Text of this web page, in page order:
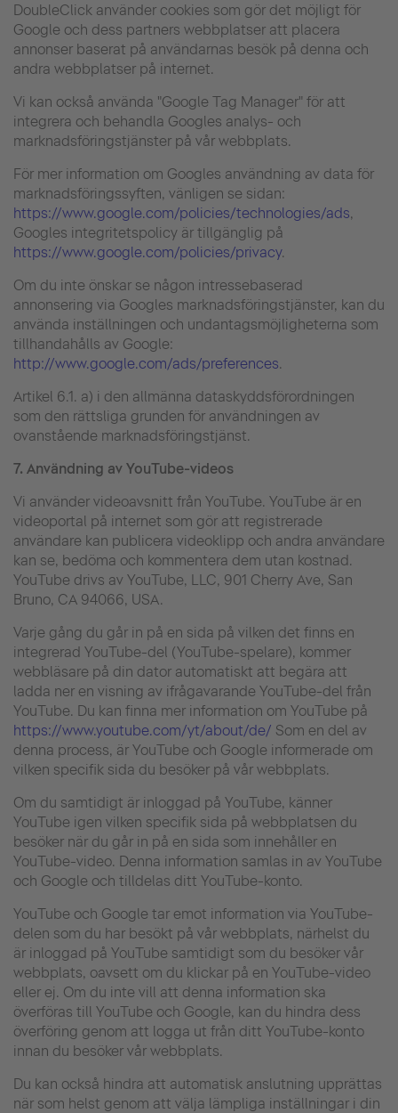
DoubleClick använder cookies som gör det möjligt för
Google och dess partners webbplatser att placera
annonser baserat på användarnas besök på denna och
andra webbplatser på internet.
Vi kan också använda "Google Tag Manager" för att
integrera och behandla Googles analys- och
marknadsföringstjänster på vår webbplats.
För mer information om Googles användning av data för
marknadsföringssyften, vänligen se sidan:
https://www.google.com/policies/technologies/ads,
Googles integritetspolicy är tillgänglig på
https://www.google.com/policies/privacy.
Om du inte önskar se någon intressebaserad
annonsering via Googles marknadsföringstjänster, kan du
använda inställningen och undantagsmöjligheterna som
tillhandahålls av Google:
http://www.google.com/ads/preferences.
Artikel 6.1. a) i den allmänna dataskyddsförordningen
som den rättsliga grunden för användningen av
ovanstående marknadsföringstjänst.
7. Användning av YouTube-videos
Vi använder videoavsnitt från YouTube. YouTube är en
videoportal på internet som gör att registrerade
användare kan publicera videoklipp och andra användare
kan se, bedöma och kommentera dem utan kostnad.
YouTube drivs av YouTube, LLC, 901 Cherry Ave, San
Bruno, CA 94066, USA.
Varje gång du går in på en sida på vilken det finns en
integrerad YouTube-del (YouTube-spelare), kommer
webbläsare på din dator automatiskt att begära att
ladda ner en visning av ifrågavarande YouTube-del från
YouTube. Du kan finna mer information om YouTube på
https://www.youtube.com/yt/about/de/ Som en del av
denna process, är YouTube och Google informerade om
vilken specifik sida du besöker på vår webbplats.
Om du samtidigt är inloggad på YouTube, känner
YouTube igen vilken specifik sida på webbplatsen du
besöker när du går in på en sida som innehåller en
YouTube-video. Denna information samlas in av YouTube
och Google och tilldelas ditt YouTube-konto.
YouTube och Google tar emot information via YouTube-
delen som du har besökt på vår webbplats, närhelst du
är inloggad på YouTube samtidigt som du besöker vår
webbplats, oavsett om du klickar på en YouTube-video
eller ej. Om du inte vill att denna information ska
överföras till YouTube och Google, kan du hindra dess
överföring genom att logga ut från ditt YouTube-konto
innan du besöker vår webbplats.
Du kan också hindra att automatisk anslutning upprättas
när som helst genom att välja lämpliga inställningar i din